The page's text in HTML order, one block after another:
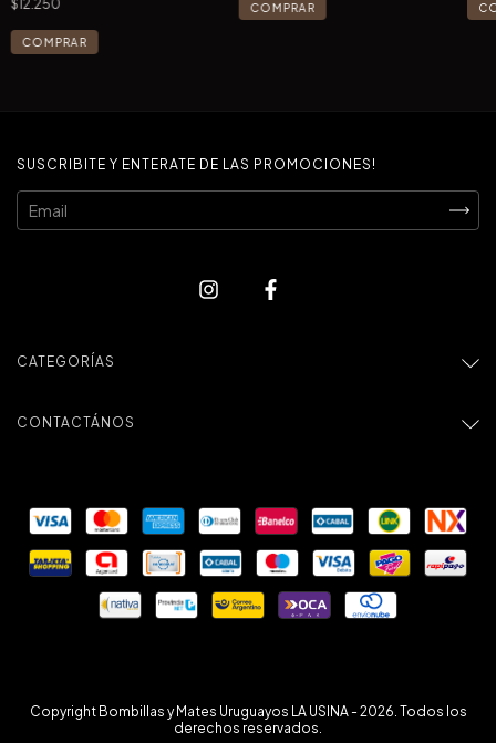
$12.250
COMPRAR
COMPRAR
SUSCRIBITE Y ENTERATE DE LAS PROMOCIONES!
CATEGORÍAS
CONTACTÁNOS
Copyright Bombillas y Mates Uruguayos LA USINA - 2026. Todos los
derechos reservados.